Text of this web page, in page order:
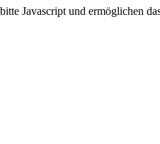
Javascript und ermöglichen